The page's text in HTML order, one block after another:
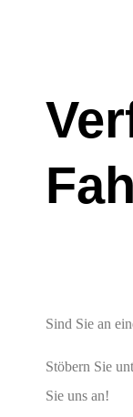
Sind Sie an
Stöbern Sie
Sie uns an!